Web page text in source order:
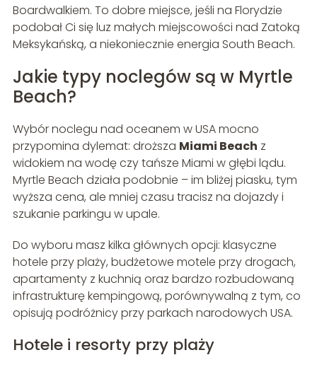
Boardwalkiem. To dobre miejsce, jeśli na Florydzie
podobał Ci się luz małych miejscowości nad Zatoką
Meksykańską, a niekoniecznie energia South Beach.
Jakie typy noclegów są w Myrtle
Beach?
Wybór noclegu nad oceanem w USA mocno
przypomina dylemat: droższa Miami Beach z
widokiem na wodę czy tańsze Miami w głębi lądu.
Myrtle Beach działa podobnie – im bliżej piasku, tym
wyższa cena, ale mniej czasu tracisz na dojazdy i
szukanie parkingu w upale.
Do wyboru masz kilka głównych opcji: klasyczne
hotele przy plaży, budżetowe motele przy drogach,
apartamenty z kuchnią oraz bardzo rozbudowaną
infrastrukturę kempingową, porównywalną z tym, co
opisują podróżnicy przy parkach narodowych USA.
Hotele i resorty przy plaży